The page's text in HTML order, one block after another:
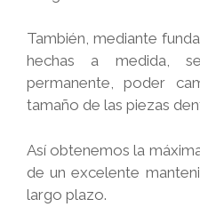
También, mediante
hechas a medida,
permanente, poder
tamaño de las piezas
Así obtenemos la
de un excelente
largo plazo.